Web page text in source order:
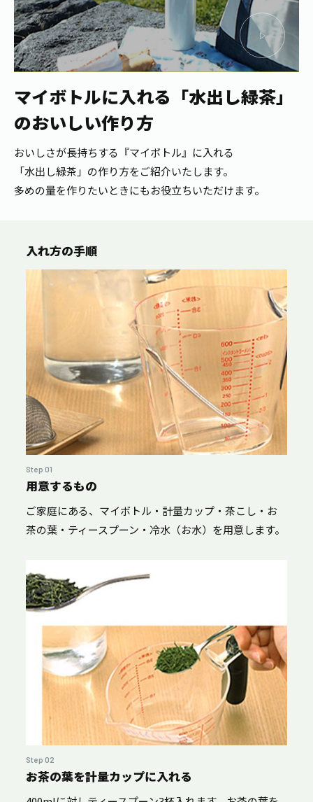
マイボトルに入れる 「水出し緑茶」
のおいしい作り方
おいしさが長持ちする『マイボトル』に入れる
「水出し緑茶」の作り方をご紹介いたします。
多めの量を作りたいときにもお役立ちいただけます。
入れ方の手順
Step 01
用意するもの
ご家庭にある、マイボトル・計量カップ・茶こし・お
茶の葉・ティースプーン・冷水（お水）を用意します。
Step 02
お茶の葉を計量カップに入れる